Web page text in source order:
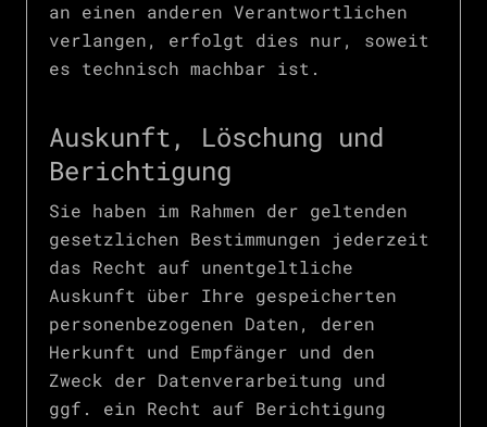
an einen anderen Verantwortlichen
verlangen, erfolgt dies nur, soweit
es technisch machbar ist.
Auskunft, Löschung und
Berichtigung
Sie haben im Rahmen der geltenden
gesetzlichen Bestimmungen jederzeit
das Recht auf unentgeltliche
Auskunft über Ihre gespeicherten
personenbezogenen Daten, deren
Herkunft und Empfänger und den
Zweck der Datenverarbeitung und
ggf. ein Recht auf Berichtigung